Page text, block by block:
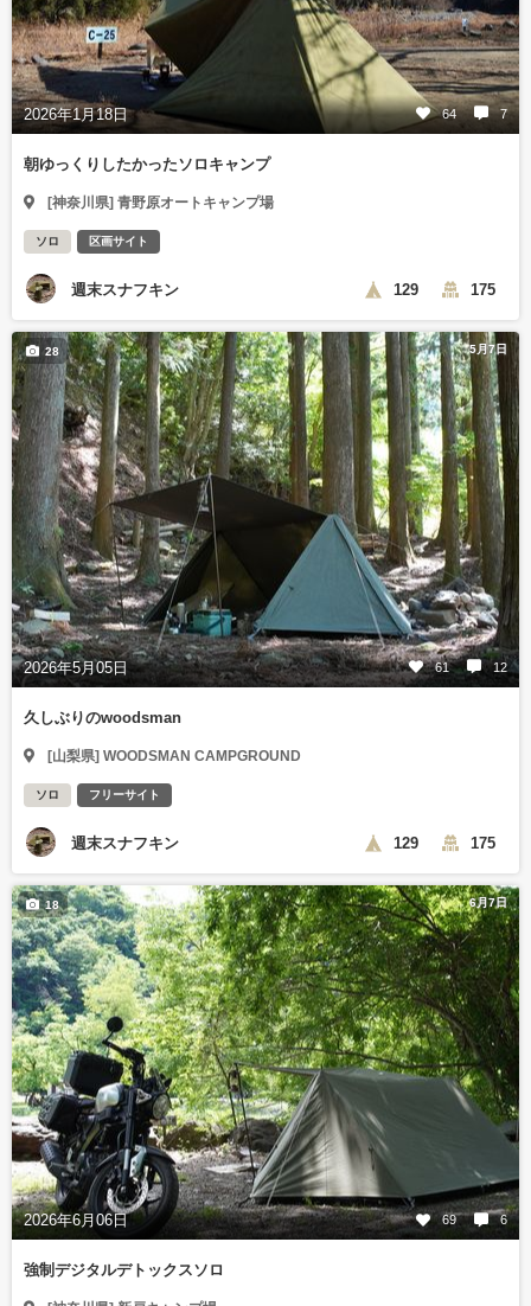
2026年1月18日 64 7
朝ゆっくりしたかったソロキャンプ
[神奈川県] 青野原オートキャンプ場
ソロ 区画サイト
週末スナフキン 129 175
5月7日
2026年5月05日 61 12
28
久しぶりのwoodsman
[山梨県] WOODSMAN CAMPGROUND
ソロ フリーサイト
週末スナフキン 129 175
6月7日
2026年6月06日 69 6
18
強制デジタルデトックスソロ